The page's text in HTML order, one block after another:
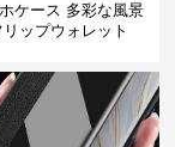
ケース 多彩な風景
ップウォレット